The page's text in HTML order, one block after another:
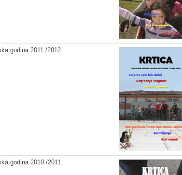
godina 2011./2012.
godina 2010./2011.